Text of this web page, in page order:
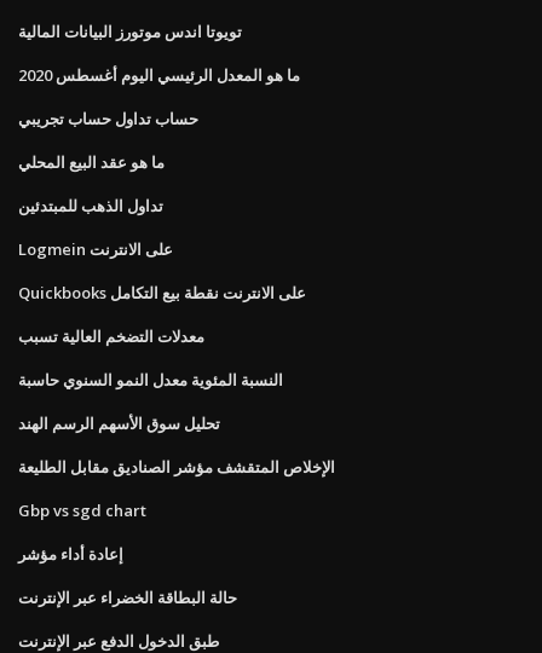
تويوتا اندس موتورز البيانات المالية
ما هو المعدل الرئيسي اليوم أغسطس 2020
حساب تداول حساب تجريبي
ما هو عقد البيع المحلي
تداول الذهب للمبتدئين
Logmein على الانترنت
Quickbooks على الانترنت نقطة بيع التكامل
معدلات التضخم العالية تسبب
النسبة المئوية معدل النمو السنوي حاسبة
تحليل سوق الأسهم الرسم الهند
الإخلاص المتقشف مؤشر الصناديق مقابل الطليعة
Gbp vs sgd chart
إعادة أداء مؤشر
حالة البطاقة الخضراء عبر الإنترنت
طبق الدخول الدفع عبر الإنترنت